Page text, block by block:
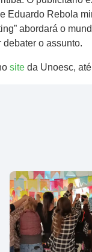
Eduardo Rebola
abordará o
o assunto.
site da Unoesc,